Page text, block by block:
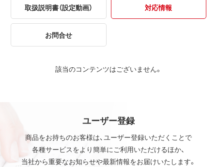
取扱説明書（設定動画） 対応情報
お問合せ
該当のコンテンツはございません。
ユーザー登録
商品をお持ちのお客様は、ユーザー登録いただくことで
各種サービスをより簡単にご利用いただけるほか、
当社から重要なお知らせや最新情報をお届けいたします。